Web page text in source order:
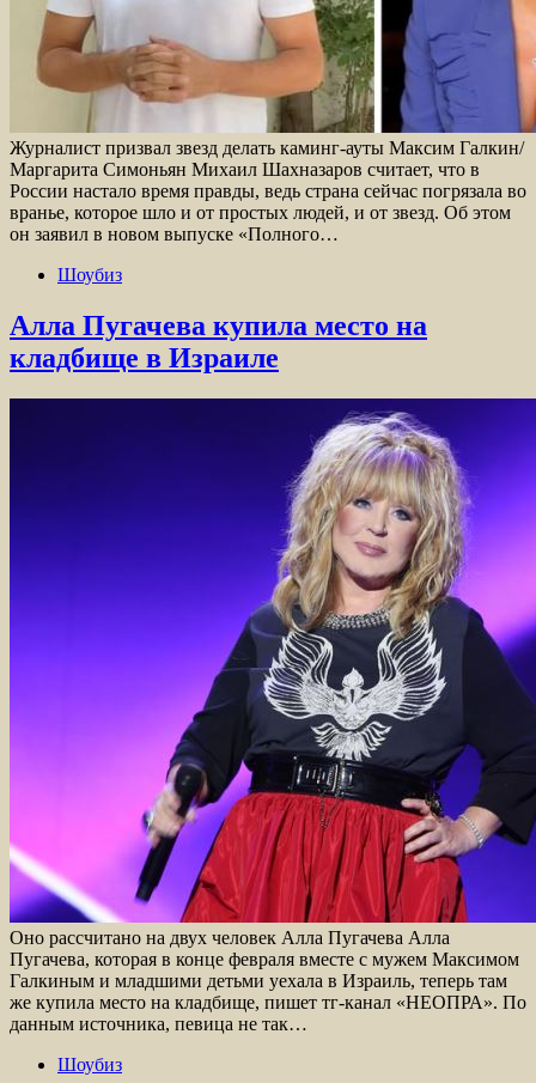
Журналист призвал звезд делать каминг-ауты Максим Галкин/
Маргарита Симоньян Михаил Шахназаров считает, что в
России настало время правды, ведь страна сейчас погрязала во
вранье, которое шло и от простых людей, и от звезд. Об этом
он заявил в новом выпуске «Полного…
Шоубиз
Алла Пугачева купила место на
кладбище в Израиле
Оно рассчитано на двух человек Алла Пугачева Алла
Пугачева, которая в конце февраля вместе с мужем Максимом
Галкиным и младшими детьми уехала в Израиль, теперь там
же купила место на кладбище, пишет тг-канал «НЕОПРА». По
данным источника, певица не так…
Шоубиз